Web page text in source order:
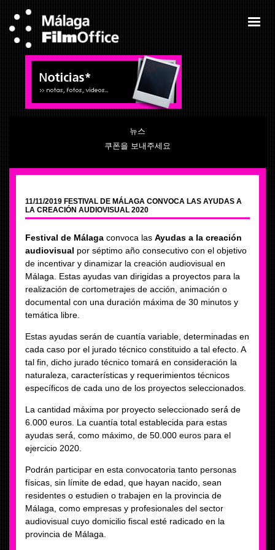
뉴스
쿠폰을 보내주세요
11/11/2019 FESTIVAL DE MÁLAGA CONVOCA LAS AYUDAS A
LA CREACIÓN AUDIOVISUAL 2020
Festival de Málaga convoca las Ayudas a la creación
audiovisual por séptimo año consecutivo con el objetivo
de incentivar y dinamizar la creación audiovisual en
Málaga. Estas ayudas van dirigidas a proyectos para la
realización de cortometrajes de acción, animación o
documental con una duración máxima de 30 minutos y
temática libre.
Estas ayudas serán de cuantía variable, determinadas en
cada caso por el jurado técnico constituido a tal efecto. A
tal fin, dicho jurado técnico tomará en consideración la
naturaleza, características y requerimientos técnicos
específicos de cada uno de los proyectos seleccionados.
La cantidad máxima por proyecto seleccionado será́ de
6.000 euros. La cuantía total establecida para estas
ayudas será́, como máximo, de 50.000 euros para el
ejercicio 2020.
Podrán participar en esta convocatoria tanto personas
físicas, sin límite de edad, que hayan nacido, sean
residentes o estudien o trabajen en la provincia de
Málaga, como empresas y profesionales del sector
audiovisual cuyo domicilio fiscal esté radicado en la
provincia de Málaga.